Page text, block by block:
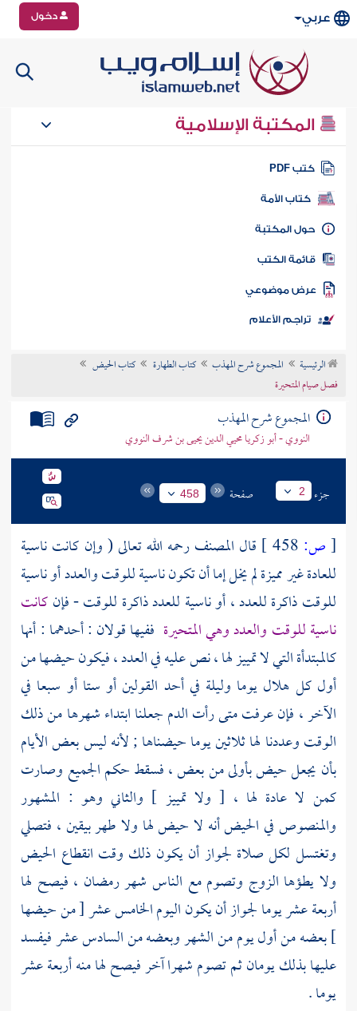
عربي دخول
المكتبة الإسلامية
كتب PDF
كتاب الأمة
المكتبة
الكتب
موضوعي
تراجم الأعلام
الرئيسية المجموع شرح المهذب كتاب الطهارة
كتاب الحيض
فصل صيام المتحيرة
المجموع شرح المهذب
النووي - أبو زكريا محيي الدين يحيى بن شرف النووي
جزء 2 صفحة 458
[ص: قال المصنفرحمه الله تعالى ( وإن كانت ناسية
للعادة غير مميزة لم يخل إما أن تكون ناسية للوقت والعدد أو ناسية
للوقت ذاكرة للعدد ، أو ناسية للعدد ذاكرة للوقت - فإنكانت
ناسية للوقت والعدد وهي المتحيرة ففيها قولان : أحدهما : أنها
كالمبتدأة التي لا تمييز لها ، نص عليه في العدد ، فيكون حيضها من
أول كل هلال يوما وليلة في أحد القولين أو ستا أو سبعا في
الآخر ، فإن عرفت متى رأت الدم جعلنا ابتداء شهرها من ذلك
الوقت وعددنا لها ثلاثين يوما حيضناها ; لأنه ليس بعض الأيام
بأن يجعل حيض بأولى من بعض ، فسقط حكم الجميع وصارت
كمن لا عادة لها ، [ ولا تمييز ] والثاني وهو : المشهور
والمنصوص في الحيض أنه لا حيض لها ولا طهر بيقين ، فتصلي
وتغتسل لكل صلاة لجواز أن يكون ذلك وقت انقطاع الحيض
ولا يطؤها الزوج وتصوم مع الناس شهر رمضان ، فيصح لها
أربعة عشر يوما لجواز أن يكون اليوم الخامس عشر [ من حيضها
] بعضه من أول يوم من الشهر وبعضه من السادس عشر فيفسد
عليها بذلك يومان ثم تصوم شهرا آخر فيصح لها منه أربعة عشر
يوما .